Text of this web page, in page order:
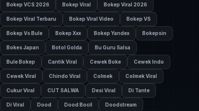
Bokep VCS 2026 Bokep Viral Bokep Viral 2026
Bokep Viral Terbaru Bokep Viral Video Bokep VS
Bokep Vs Bule Bokep Xxx Bokep Yandex Bokepsin
Bokes Japan Botol Golda Bu Guru Salsa
Bule Bokep Cantik Viral Cewek Boke Cewek Indo
Cewek Viral Chindo Viral Colmek Colmek Viral
Cukur Viral CUT SALWA Desi Viral Di Tante
Di Viral Dood Dood Bocil Doodstream